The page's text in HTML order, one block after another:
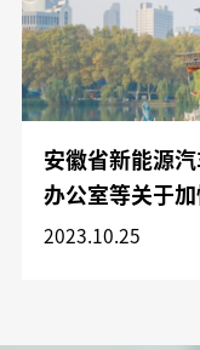
安徽省新能源
办公室等关于
用工作的通知
2023.10.25